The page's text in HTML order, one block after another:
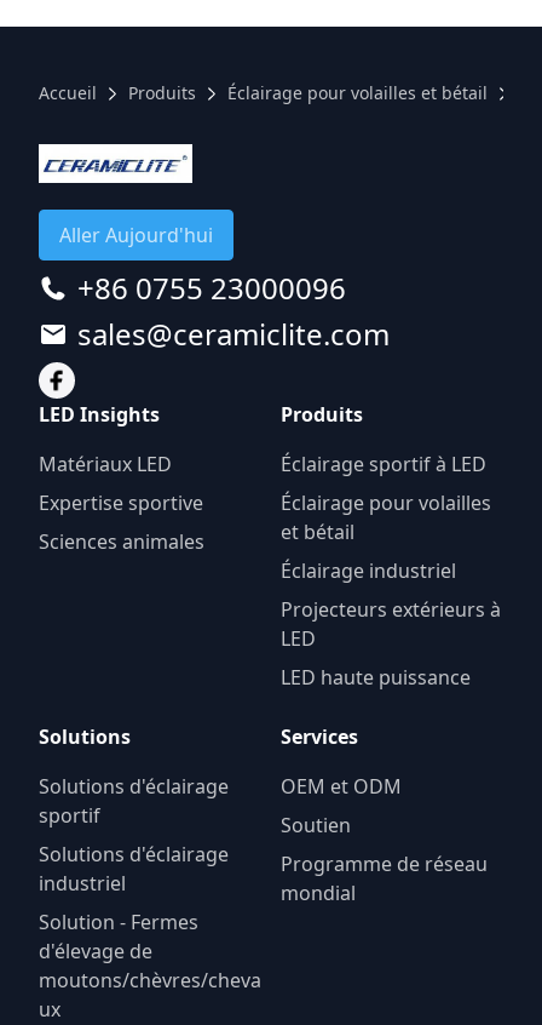
Accueil Produits Éclairage pour volailles et bétail
Aller Aujourd'hui
+86 0755 23000096
sales@ceramiclite.com
LED Insights
Matériaux LED
Expertise sportive
Sciences animales
Produits
Éclairage sportif à LED
Éclairage pour volailles
et bétail
Éclairage industriel
Projecteurs extérieurs à
LED
LED haute puissance
Solutions
Solutions d'éclairage
sportif
Solutions d'éclairage
industriel
Solution - Fermes
d'élevage de
moutons/chèvres/cheva
ux
Services
OEM et ODM
Soutien
Programme de réseau
mondial